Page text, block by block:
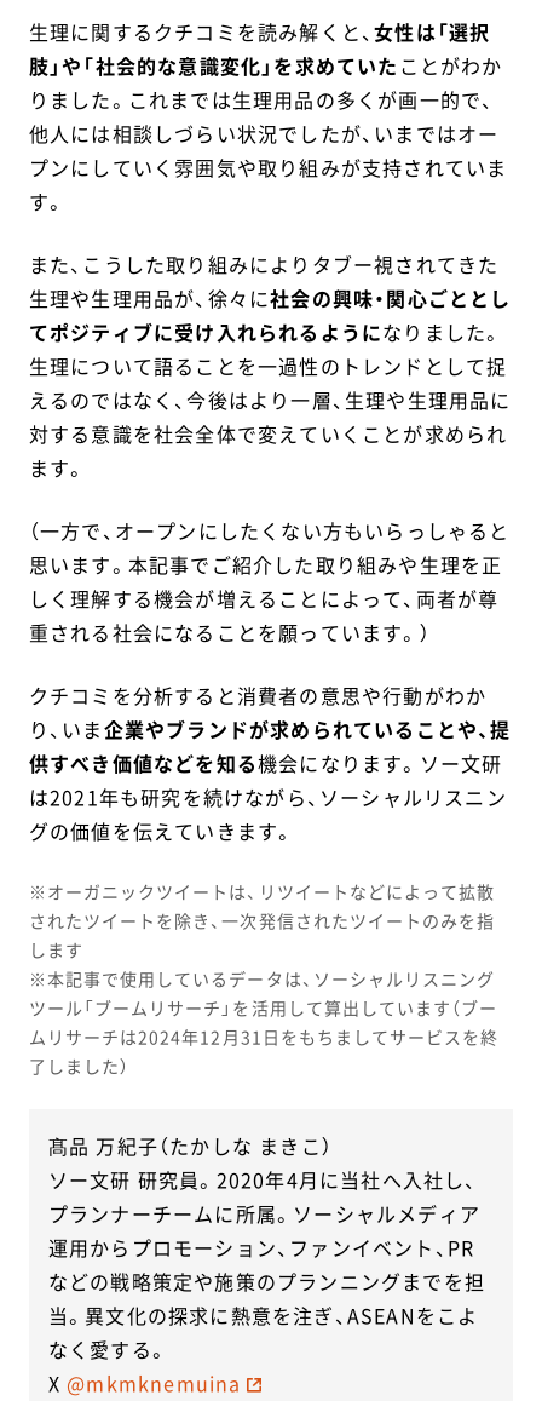
生理に関するクチコミを読み解くと、女性は「選択
肢」や「社会的な意識変化」を求めていた ことがわか
りました。これまでは生理用品の多くが画一的で、
他人には相談しづらい状況でしたが、いまではオー
プンにしていく雰囲気や取り組みが支持されていま
す。
また、こうした取り組みによりタブー視されてきた
生理や生理用品が、徐々に社会の興味・関心ごととし
てポジティブに受け入れられるようになりました。
生理について語ることを一過性のトレンドとして捉
えるのではなく、今後はより一層、生理や生理用品に
対する意識を社会全体で変えていくことが求められ
ます。
（一方で、オープンにしたくない方もいらっしゃると
思います。本記事でご紹介した取り組みや生理を正
しく理解する機会が増えることによって、両者が尊
重される社会になることを願っています。）
クチコミを分析すると消費者の意思や行動がわか
り、いま企業やブランドが求められていることや、提
供すべき価値などを知る機会になります。ソー文研
は2021年も研究を続けながら、ソーシャルリスニン
グの価値を伝えていきます。
※オーガニックツイートは、リツイートなどによって拡散
されたツイートを除き、一次発信されたツイートのみを指
します
※本記事で使用しているデータは、ソーシャルリスニング
ツール「ブームリサーチ」を活用して算出しています（ブー
ムリサーチは2024年12月31日をもちましてサービスを終
了しました）
髙品 万紀子（たかしな まきこ）
ソー文研 研究員。2020年4月に当社へ入社し、
プランナーチームに所属。ソーシャルメディア
運用からプロモーション、ファンイベント、PR
などの戦略策定や施策のプランニングまでを担
当。異文化の探求に熱意を注ぎ、ASEANをこよ
なく愛する。
X @mkmknemuina